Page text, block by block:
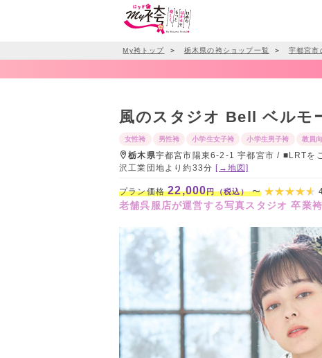
My袴トップ ＞ 栃木県の袴ショップ一覧 ＞ 宇都宮市
風のスタジオ Bell ベルモ
女性袴 男性袴 小学生女子袴 小学生男子袴 教員
栃木県宇都宮市陽東6-2-1 宇都宮市 / ■LRTを
沢工業団地より約33分 [→地図]
プラン価格22,000円（税込）〜
老舗呉服店が運営する写真スタジオ 卒業